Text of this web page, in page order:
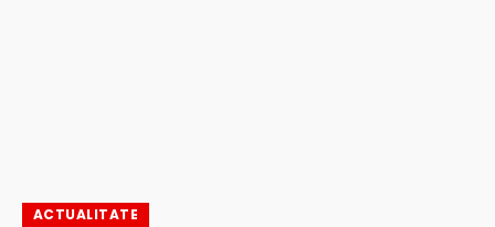
ACTUALITATE